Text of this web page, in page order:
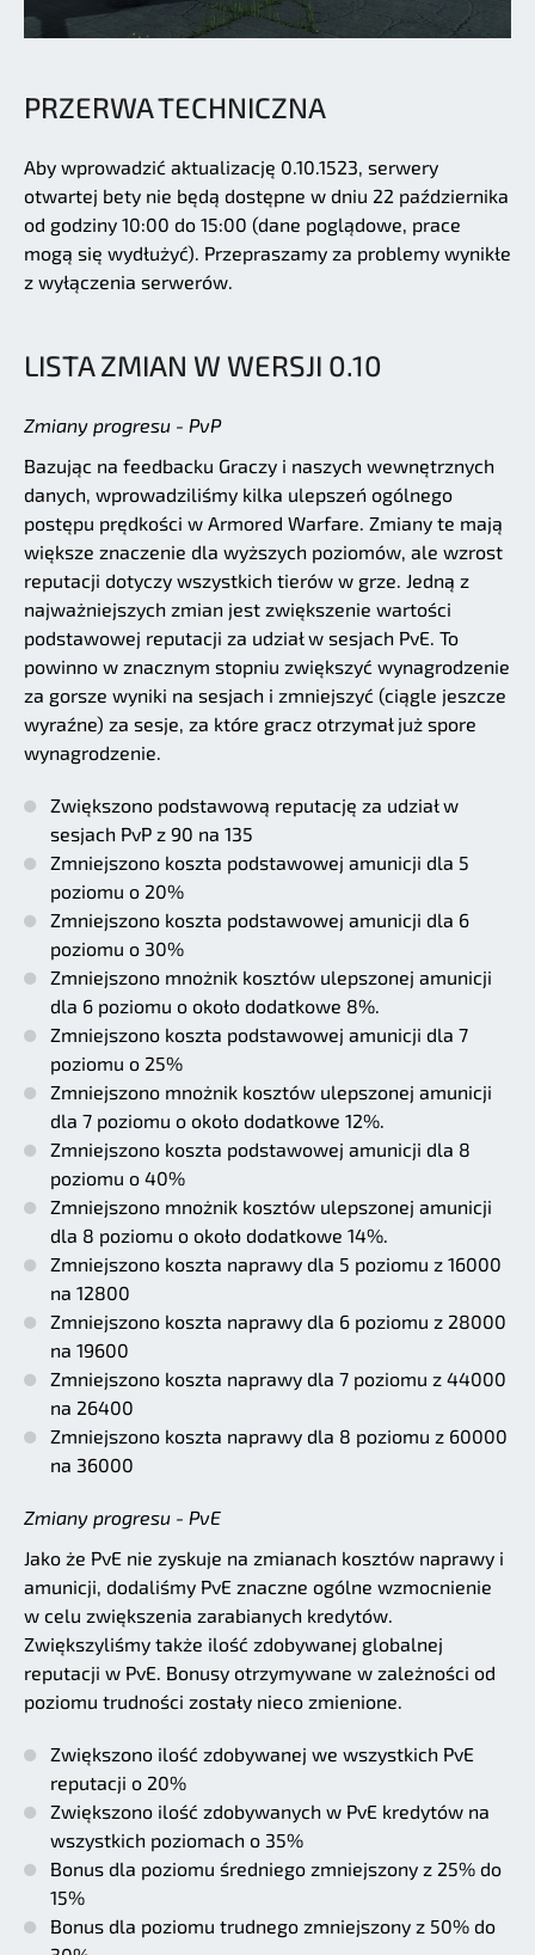
PRZERWA TECHNICZNA
Aby wprowadzić aktualizację 0.10.1523, serwery
otwartej bety nie będą dostępne w dniu 22 października
od godziny 10:00 do 15:00 (dane poglądowe, prace
mogą się wydłużyć). Przepraszamy za problemy wynikłe
z wyłączenia serwerów.
LISTA ZMIAN W WERSJI 0.10
Zmiany progresu - PvP
Bazując na feedbacku Graczy i naszych wewnętrznych
danych, wprowadziliśmy kilka ulepszeń ogólnego
postępu prędkości w Armored Warfare. Zmiany te mają
większe znaczenie dla wyższych poziomów, ale wzrost
reputacji dotyczy wszystkich tierów w grze. Jedną z
najważniejszych zmian jest zwiększenie wartości
podstawowej reputacji za udział w sesjach PvE. To
powinno w znacznym stopniu zwiększyć wynagrodzenie
za gorsze wyniki na sesjach i zmniejszyć (ciągle jeszcze
wyraźne) za sesje, za które gracz otrzymał już spore
wynagrodzenie.
Zwiększono podstawową reputację za udział w
sesjach PvP z 90 na 135
Zmniejszono koszta podstawowej amunicji dla 5
poziomu o 20%
Zmniejszono koszta podstawowej amunicji dla 6
poziomu o 30%
Zmniejszono mnożnik kosztów ulepszonej amunicji
dla 6 poziomu o około dodatkowe 8%.
Zmniejszono koszta podstawowej amunicji dla 7
poziomu o 25%
Zmniejszono mnożnik kosztów ulepszonej amunicji
dla 7 poziomu o około dodatkowe 12%.
Zmniejszono koszta podstawowej amunicji dla 8
poziomu o 40%
Zmniejszono mnożnik kosztów ulepszonej amunicji
dla 8 poziomu o około dodatkowe 14%.
Zmniejszono koszta naprawy dla 5 poziomu z 16000
na 12800
Zmniejszono koszta naprawy dla 6 poziomu z 28000
na 19600
Zmniejszono koszta naprawy dla 7 poziomu z 44000
na 26400
Zmniejszono koszta naprawy dla 8 poziomu z 60000
na 36000
Zmiany progresu - PvE
Jako że PvE nie zyskuje na zmianach kosztów naprawy i
amunicji, dodaliśmy PvE znaczne ogólne wzmocnienie
w celu zwiększenia zarabianych kredytów.
Zwiększyliśmy także ilość zdobywanej globalnej
reputacji w PvE. Bonusy otrzymywane w zależności od
poziomu trudności zostały nieco zmienione.
Zwiększono ilość zdobywanej we wszystkich PvE
reputacji o 20%
Zwiększono ilość zdobywanych w PvE kredytów na
wszystkich poziomach o 35%
Bonus dla poziomu średniego zmniejszony z 25% do
15%
Bonus dla poziomu trudnego zmniejszony z 50% do